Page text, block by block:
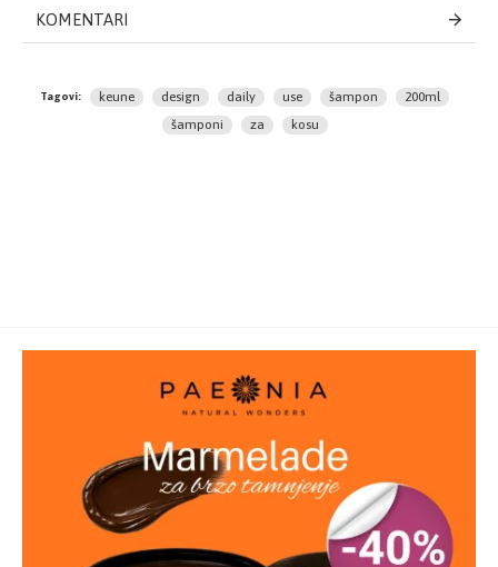
* Ne otežava kosu, kosa se lagano raščešljava, postaje
- Dubinski hidrira kosu
- Pogodan za svakodnevnu upotrebu
LAURETH-2, COCO-GLUCOSIDE, GLYCERYL OLEATE,
SODIUM BENZOATE, PARFUM (FRAGRANCE),
CASTOR OIL, CITRIC ACID, PEG-35 CASTOR OIL,
AESCULUS HIPPOCASTANUM (HORSE CHESTNUT
SEED) EXTRACT, ALCOHOL DENAT., POLYSORBATE 20,
TOCOPHEROL, CALCIUM PANTOTHENATE, INOSITOL,
RETINYL PALMITATE, LINOLEIC ACID, BIOTIN,
KOMENTARI
Tagovi: keune design daily use šampon
200ml
šamponi
za kosu